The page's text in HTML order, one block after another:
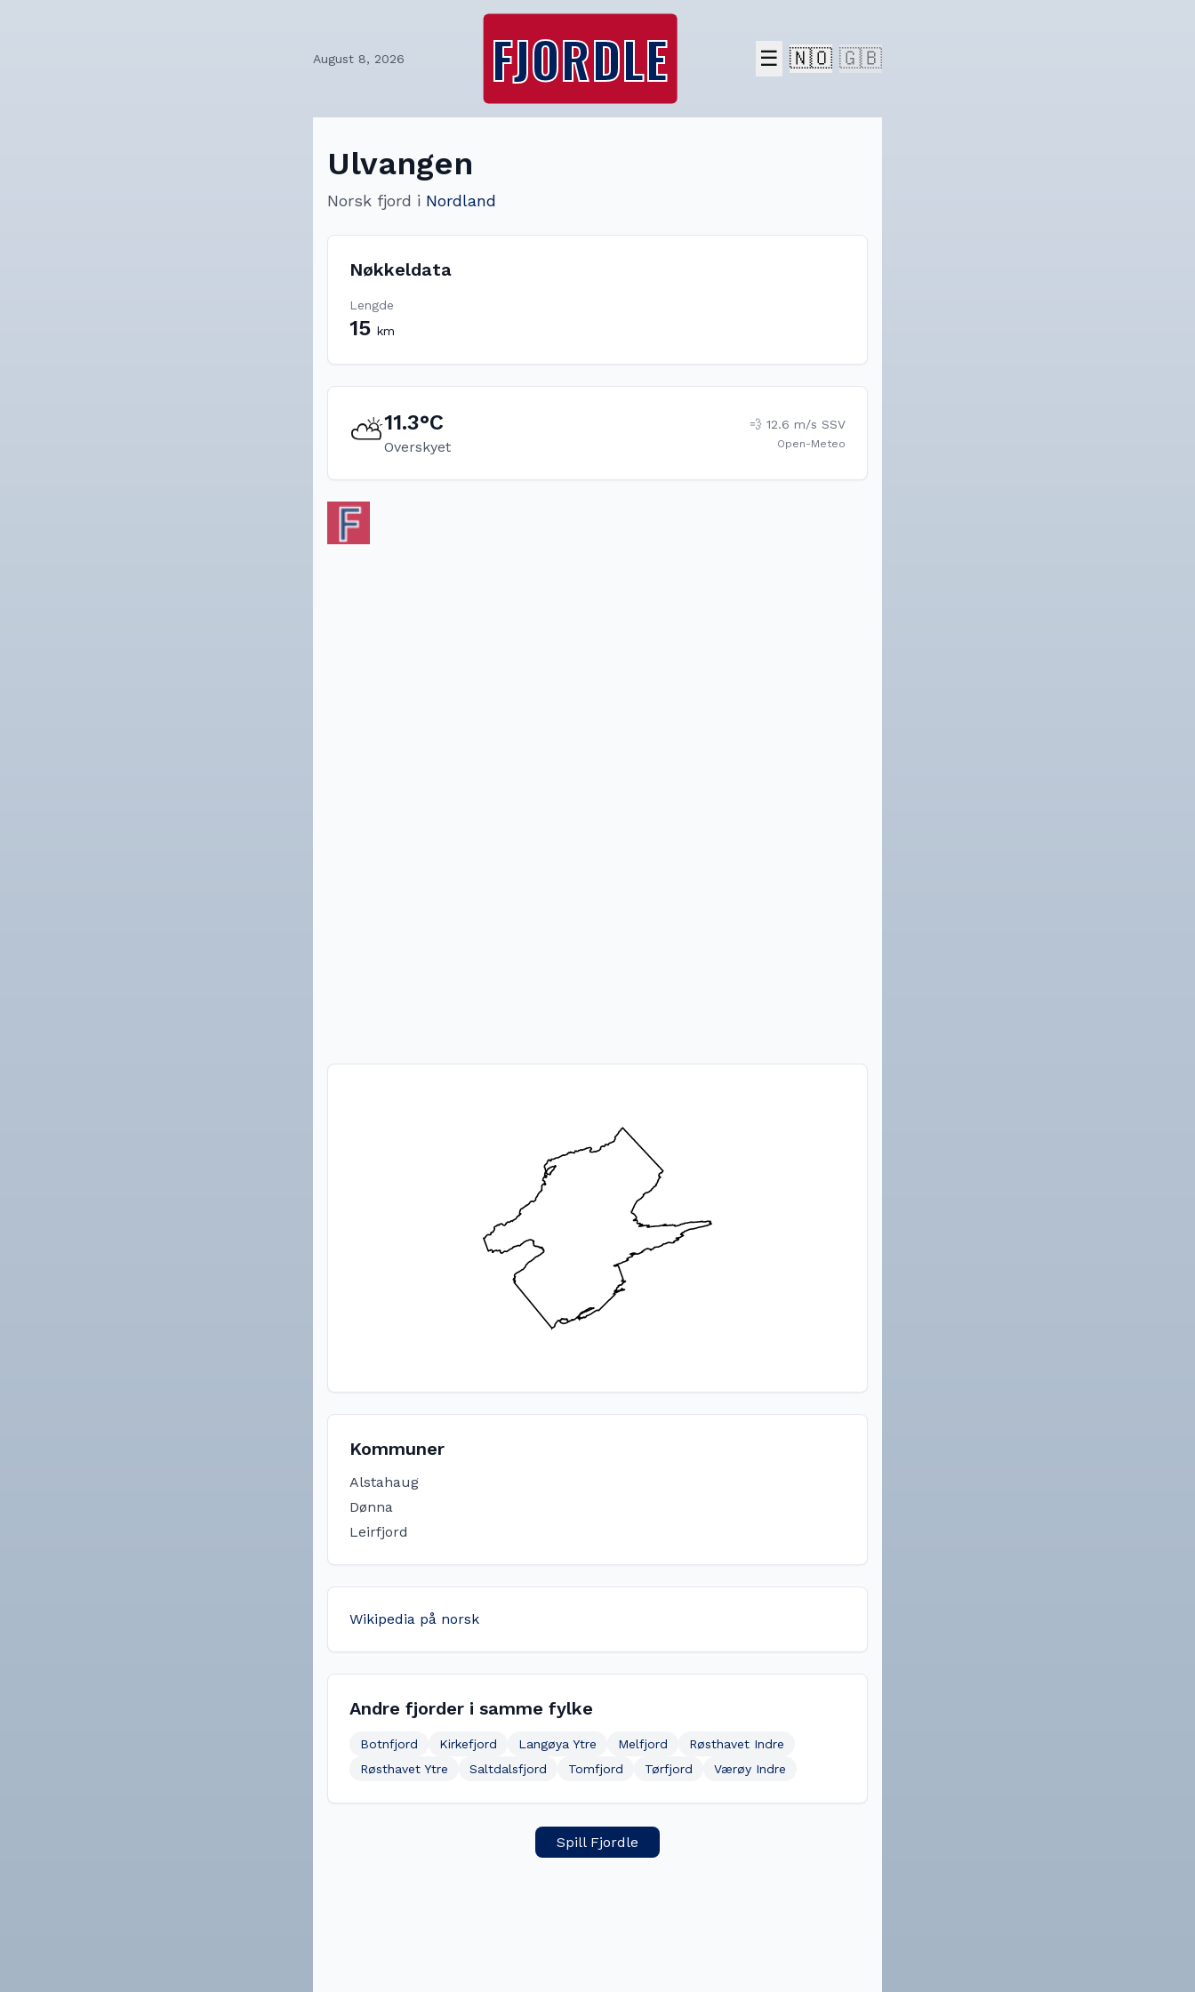
August 8, 2026 FJORDLE ☰ 🇳🇴 🇬🇧
Ulvangen
Norsk fjord i Nordland
Nøkkeldata
Lengde
15 km
⛅11.3°C
Overskyet
💨 12.6 m/s SSV
Open-Meteo
Kommuner
Alstahaug
Dønna
Leirfjord
Wikipedia på norsk
Andre fjorder i samme fylke
Botnfjord Kirkefjord Langøya Ytre Melfjord
Røsthavet Indre
Røsthavet Ytre
Saltdalsfjord Tomfjord Tørfjord Værøy Indre
Spill Fjordle